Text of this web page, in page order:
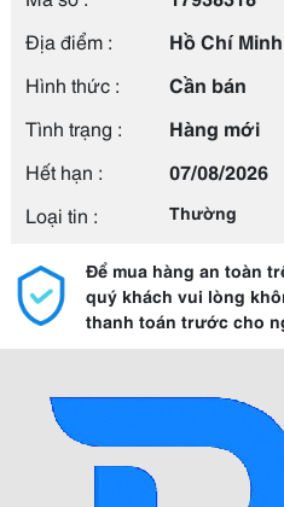
Địa điểm :
Hồ Chí Minh
Hình thức :
Cần bán
Tình trạng :
Hàng mới
Hết hạn :
07/08/2026
Loại tin :
Thường
Để mua hàng an toàn
quý khách vui lòng
thanh toán trước cho